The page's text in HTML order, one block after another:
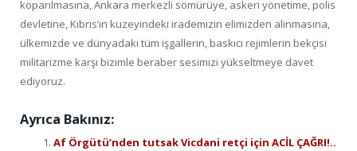
koparılmasına, Ankara merkezli sömürüye, askeri yönetime, polis
devletine, Kıbrıs’ın kuzeyindeki irademizin elimizden alınmasına,
ülkemizde ve dünyadaki tüm işgallerin, baskıcı rejimlerin bekçisi
militarizme karşı bizimle beraber sesimizi yükseltmeye davet
ediyoruz.
Ayrıca Bakınız:
Af Örgütü’nden tutsak Vicdani retçi için ACİL ÇAĞRI!..